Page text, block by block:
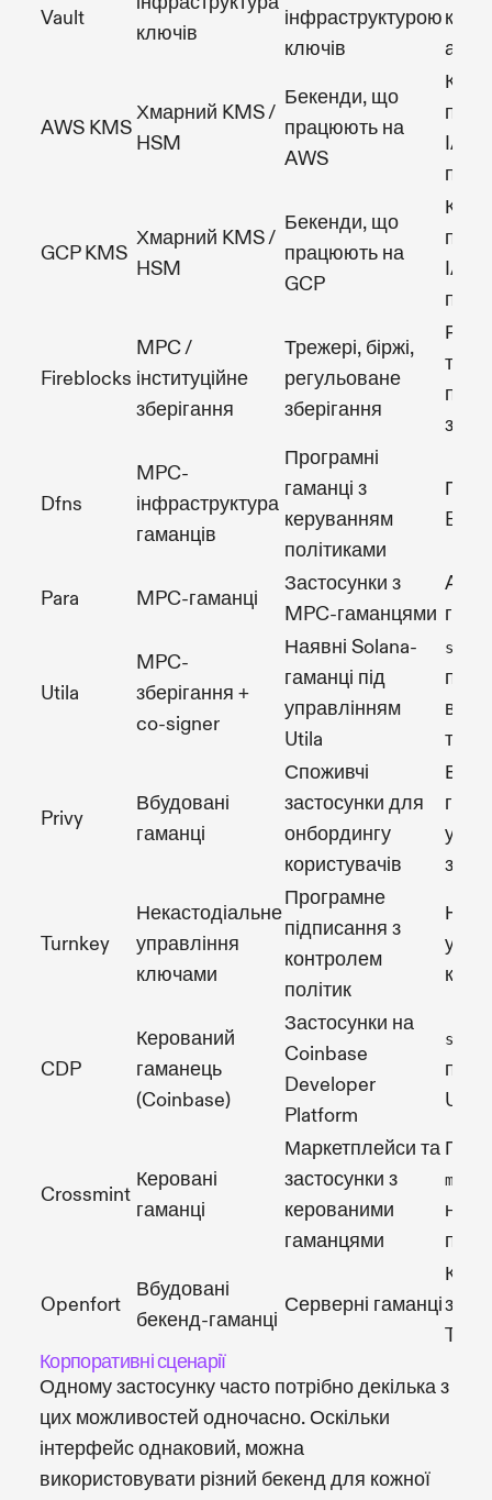
Vault
ключів
інфраструктурою
ключів
AWS KMS
Хмарний KMS /
HSM
Бекенди, що
працюють на
AWS
IAM
GCP KMS
Хмарний KMS /
HSM
Бекенди, що
працюють на
GCP
IAM
Fireblocks
MPC /
інституційне
зберігання
Трежері, біржі,
регульоване
зберігання
та
Dfns
MPC-
інфраструктура
гаманців
Програмні
гаманці з
керуванням
політиками
Para MPC-гаманці
Застосунки з
MPC-гаманцями
API
Utila
MPC-
зберігання +
co-signer
Наявні Solana-
гаманці під
управлінням
Utila
ви
Privy
Вбудовані
гаманці
Споживчі
застосунки для
онбордингу
користувачів
Turnkey
Некастодіальне
управління
ключами
Програмне
підписання з
контролем
політик
CDP
Керований
гаманець
(Coinbase)
Застосунки на
Coinbase
Developer
Platform
Crossmint
Керовані
гаманці
Маркетплейси та
застосунки з
керованими
гаманцями
mpc
не
Openfort
Вбудовані
бекенд-гаманці
Серверні гаманці
TEE
Корпоративні сценарії
Одному застосунку часто потрібно декілька з
цих можливостей одночасно. Оскільки
інтерфейс однаковий, можна
використовувати різний бекенд для кожної